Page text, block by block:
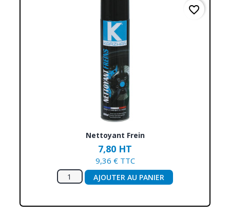
Nettoyant Frein
7,80 HT
9,36 € TTC
AJOUTER AU PANIER
favorite_border